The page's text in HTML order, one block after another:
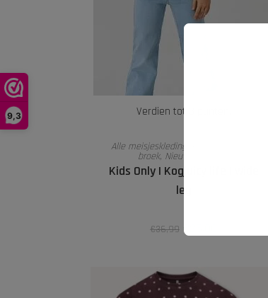
9,3 Verdien tot 3 punten.
OPTIES SELECTEREN
Alle meisjeskleding
broek, Nieuwe collectie
Kids Only | Kogjuicy life | wide
leg
€36,99 €